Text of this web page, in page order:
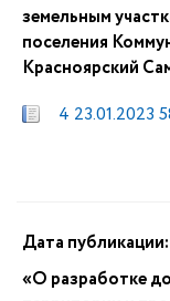
земельным
поселения
Красноярский
4 23.01.2023
Дата публикации:
«О разработке